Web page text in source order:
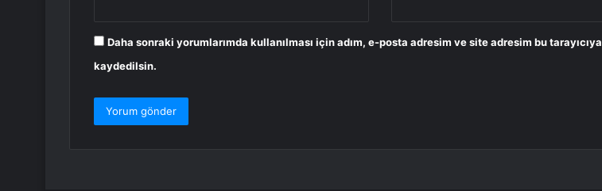
Daha sonraki yorumlarımda kullanılması için adım, e-posta adresim ve site adresim bu tarayıcıya
kaydedilsin.